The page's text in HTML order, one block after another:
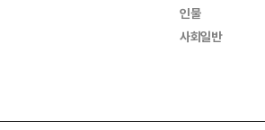
인물
사회일반